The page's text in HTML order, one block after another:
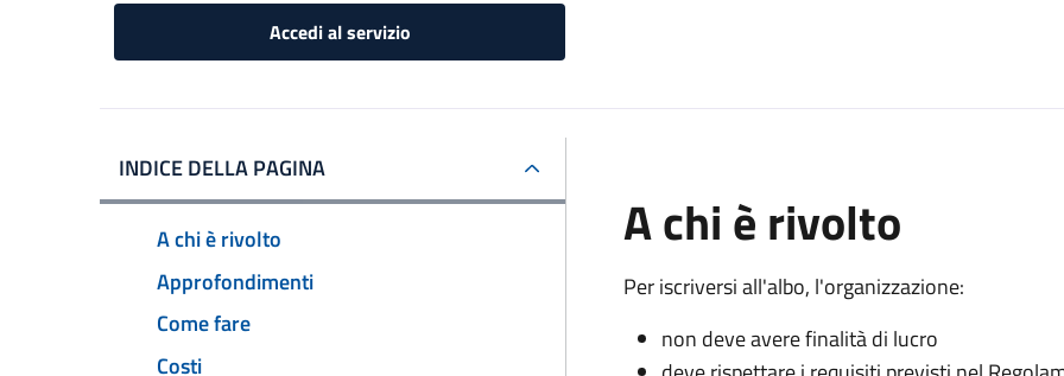
Accedi al servizio
INDICE DELLA PAGINA
A chi è rivolto
Approfondimenti
Come fare
Costi
A chi è rivolto
Per iscriversi all'albo, l'organizzazione:
non deve avere finalità di lucro